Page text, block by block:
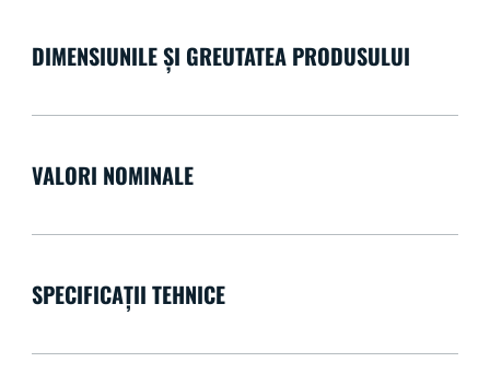
DIMENSIUNILE ȘI GREUTATEA PRODUSULUI
VALORI NOMINALE
SPECIFICAȚII TEHNICE